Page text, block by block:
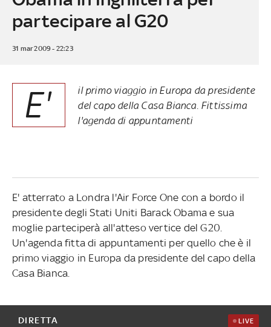
partecipare al G20
31 mar 2009 - 22:23
E'
il primo viaggio in Europa da presidente
del capo della Casa Bianca. Fittissima
l'agenda di appuntamenti
E' atterrato a Londra l'Air Force One con a bordo il
presidente degli Stati Uniti Barack Obama e sua
moglie parteciperà all'atteso vertice del G20.
Un'agenda fitta di appuntamenti per quello che è il
primo viaggio in Europa da presidente del capo della
Casa Bianca.
DIRETTA LIVE